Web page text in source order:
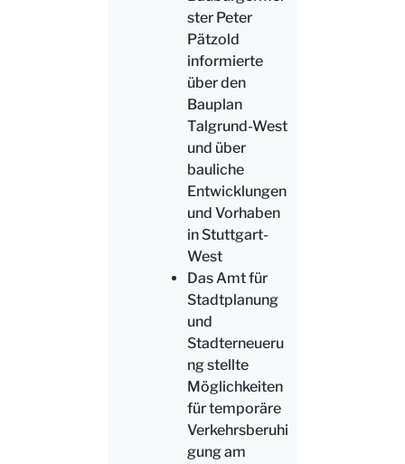
ster Peter
Pätzold
informierte
über den
Bauplan
Talgrund-West
und über
bauliche
Entwicklungen
und Vorhaben
in Stuttgart-
West
Das Amt für
Stadtplanung
und
Stadterneueru
ng stellte
Möglichkeiten
für temporäre
Verkehrsberuhi
gung am